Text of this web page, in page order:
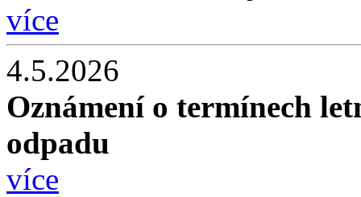
více
4.5.2026
Oznámení o termínech
odpadu
více